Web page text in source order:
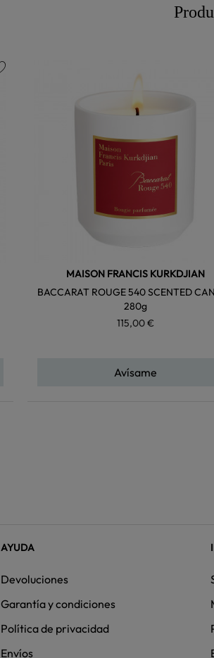
MAISON FRANCIS KURKDJIAN
BACCARAT ROUGE 540 SCENTED
280g
115,00 €
Avísame
AYUDA
Devoluciones
Garantía y condiciones
Política de privacidad
Envíos